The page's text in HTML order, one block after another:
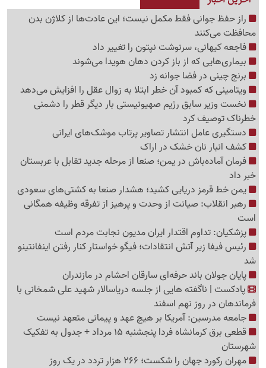
راز حفظ جوانی فقط مکمل نیست؛ این عادت‌ها از کلاژن بدن
محافظت می‌کنند
فاجعه کیهانی، سرنوشت نپتون را تغییر داد
بیماری‌هایی که از باز کردن دهان هویدا می‌شوند
برنج چینی در فضا جوانه زد
ویتامینی که کمبود آن خطر ابتلا به زوال عقل را افزایش می‌دهد
نخست وزیر سابق رژیم صهیونیستی بار دیگر قطر را دشمنی
خطرناک توصیف کرد
دستگیری عامل انتشار تصاویر پرتاب موشک‌های ایرانی
کشف انبار نان خشک در اراک
فرمان آماده‌باش در یمن؛ صنعا از مرحله جدید تقابل با عربستان
خبر داد
یمن خط قرمز دریایی کشید؛ هشدار صنعا به کشتی‌های سعودی
رهبر انقلاب: صیانت از وحدت و پرهیز از تفرقه وظیفه همگانی
است
پزشکیان: تداوم اقتدار ایران مدیون نجابت مردم است
رئیس فیفا زیر آتش انتقادات؛ فیگو خواستار کنار رفتن اینفانتینو
شد
پایان جولان باند حرفه‌ای سارقان احشام در مازندران
پادکست | ناگفته هایی از جلسه دریاسالار شهید علی شمخانی با
فرماندهان در روز نهم اسفند
جامعه مدرسین: آمریکا بر هیچ عهد و پیمانی متعهد نیست
قطعی برق کرمانشاه فردا پنجشنبه 15 مرداد + جدول به تفکیک
شهرستان
مهران رکورد جهان را شکست؛ 266 هزار تردد در یک روز